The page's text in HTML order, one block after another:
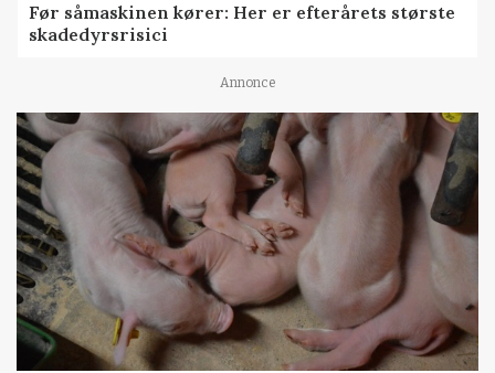
Før såmaskinen kører: Her er efterårets største
skadedyrsrisici
Annonce